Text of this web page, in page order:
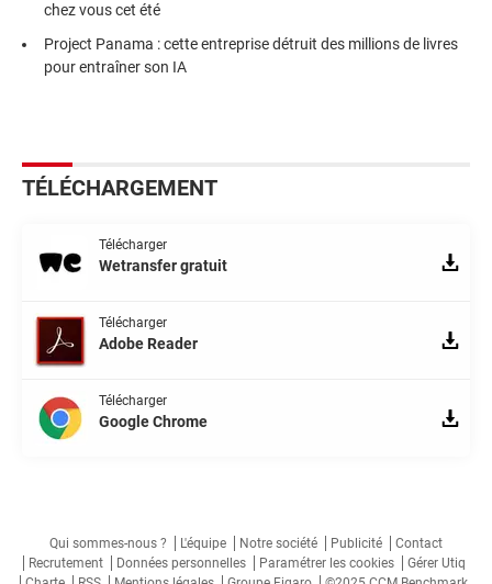
chez vous cet été
Project Panama : cette entreprise détruit des millions de livres
pour entraîner son IA
TÉLÉCHARGEMENT
Télécharger
Wetransfer gratuit
Télécharger
Adobe Reader
Télécharger
Google Chrome
Qui sommes-nous ? L'équipe Notre société Publicité
Contact
Recrutement
Données personnelles Paramétrer les cookies
Gérer Utiq